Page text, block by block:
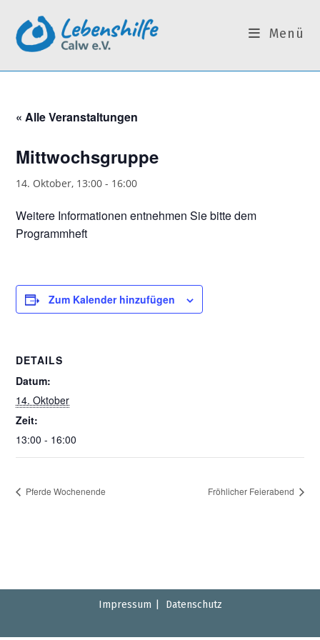
Inhalt
springen
Menü
« Alle Veranstaltungen
Mittwochsgruppe
14. Oktober, 13:00 - 16:00
Weitere Informationen entnehmen Sie bitte dem
Programmheft
Zum Kalender hinzufügen
DETAILS
Datum:
14. Oktober
Zeit:
13:00 - 16:00
Pferde Wochenende Fröhlicher Feierabend
Impressum Datenschutz